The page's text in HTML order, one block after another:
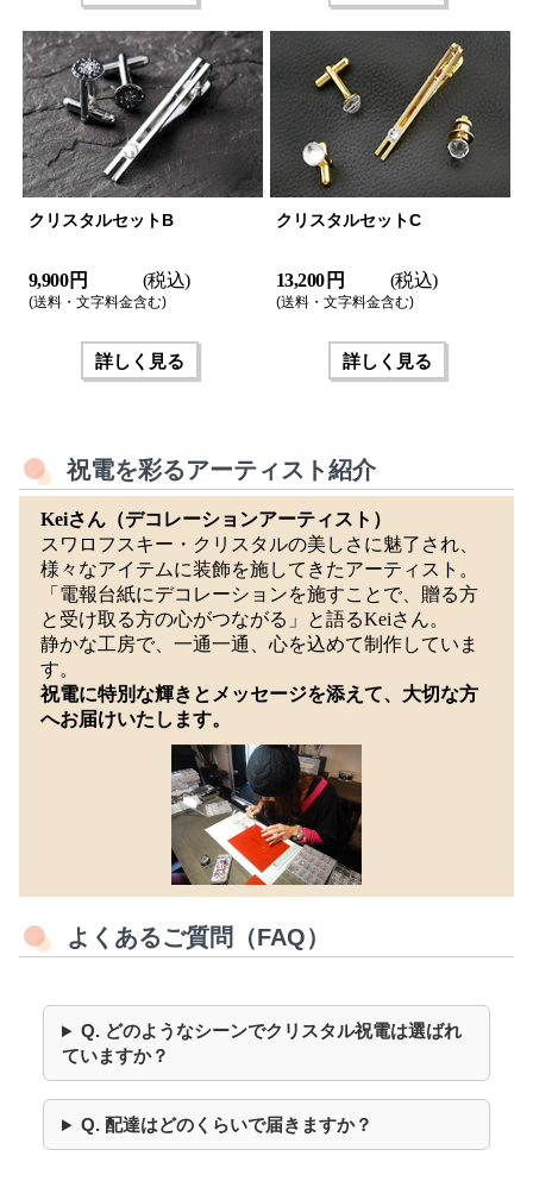
クリスタルセットB
9,900 円 (税込)
(送料・文字料金含む)
詳しく見る
クリスタルセットC
13,200 円 (税込)
(送料・文字料金含む)
詳しく見る
祝電を彩るアーティスト紹介
Keiさん（デコレーションアーティスト）
スワロフスキー・クリスタルの美しさに魅了され、
様々なアイテムに装飾を施してきたアーティスト。
「電報台紙にデコレーションを施すことで、贈る方
と受け取る方の心がつながる」と語るKeiさん。
静かな工房で、一通一通、心を込めて制作していま
す。
祝電に特別な輝きとメッセージを添えて、大切な方
へお届けいたします。
よくあるご質問（FAQ）
Q. どのようなシーンでクリスタル祝電は選ばれ
ていますか？
Q. 配達はどのくらいで届きますか？